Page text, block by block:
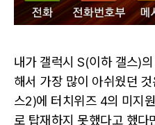
내가 갤럭시 S(이하 갤스)
해서 가장 많이 아쉬웠던
스2)에 터치위즈 4의 미지
로 탑재하지 못했다고 했다